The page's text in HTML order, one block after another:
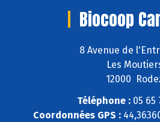
Biocoop
8 Avenue de
Les
12000
Téléphone :05 65
Coordonnées GPS :